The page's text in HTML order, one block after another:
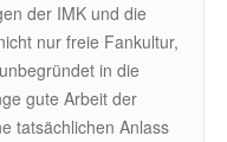
der IMK und die
nur freie Fankultur,
in die
gute Arbeit der
tatsächlichen Anlass